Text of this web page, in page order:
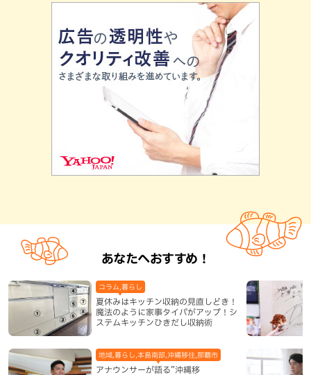
あなたへおすすめ！
夏休みはキッチン収納の見直しどき！
魔法のように家事タイパがアップ！シ
ステムキッチンひきだし収納術
コラム,暮らし
アナウンサーが語る”沖縄移
地域,暮らし,本島南部,沖縄移住,那覇市